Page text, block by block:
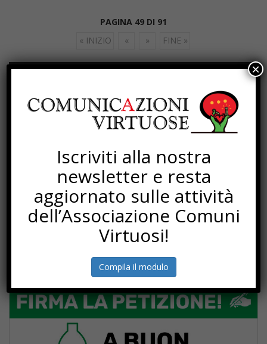
PAGINA 49 DI 91
« INIZIO
« » FINE »
SOTTOSCRIZIONI
Iscriviti alla nostra
newsletter e resta
aggiornato sulle attività
dell’Associazione Comuni
Virtuosi!
Compila il modulo
×